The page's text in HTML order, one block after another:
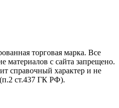
торговая марка. Все
с сайта запрещено.
справочный характер и не
ст.437 ГК РФ).